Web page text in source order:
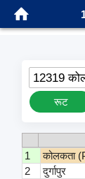
12319
रूट
1
कोलकता
2
दुर्गापुर